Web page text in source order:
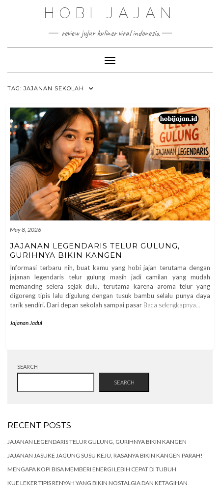
HOBI JAJAN
review jujur kuliner viral indonesia
Toggle Navigation
TAG:JAJANAN SEKOLAH
May 8, 2026
JAJANAN LEGENDARIS TELUR GULUNG,
GURIHNYA BIKIN KANGEN
Informasi terbaru nih, buat kamu yang hobi jajan terutama dengan
jajanan legendaris telur gulung masih jadi camilan yang mudah
memancing selera sejak dulu, terutama karena aroma telur yang
digoreng tipis lalu digulung dengan tusuk bambu selalu punya daya
tarik sendiri. Dari depan sekolah sampai pasar Baca selengkapnya…
Jajanan Jadul
SEARCH
SEARCH
RECENT POSTS
JAJANAN LEGENDARIS TELUR GULUNG, GURIHNYA BIKIN KANGEN
JAJANAN JASUKE JAGUNG SUSU KEJU, RASANYA BIKIN KANGEN PARAH!
MENGAPA KOPI BISA MEMBERI ENERGI LEBIH CEPAT DI TUBUH
KUE LEKER TIPIS RENYAH YANG BIKIN NOSTALGIA DAN KETAGIHAN